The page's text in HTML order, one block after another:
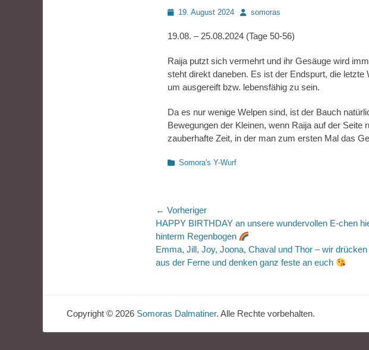
Posted19. August 2024 Autorsomoras
19.08. – 25.08.2024 (Tage 50-56)
Raija putzt sich vermehrt und ihr Gesäuge wird
steht direkt daneben. Es ist der Endspurt, die
um ausgereift bzw. lebensfähig zu sein.
Da es nur wenige Welpen sind, ist der Bauch
Bewegungen der Kleinen, wenn Raija auf der
zauberhafte Zeit, in der man zum ersten Mal das
Kategorien
Somora's Y-Wurf
Beitragsnavigation
← Vorheriger
Vorheriger
Beitrag:
HAPPY BIRTHDAY an unsere wundervollen E-chen
hinterm Regenbogen
Emma, Jill, Joy, Joona, Chaval und Thor – wir
aus der Ferne und denken ganz feste an euch
Copyright © 2026 Somoras Dalmatiner. Alle Rechte vorbehalten.